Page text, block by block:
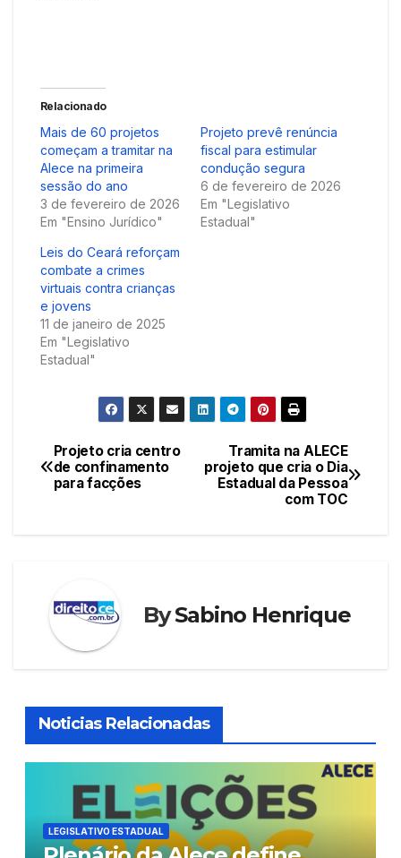
Relacionado
Mais de 60 projetos
começam a tramitar na
Alece na primeira
sessão do ano
3 de fevereiro de 2026
Em "Ensino Jurídico"
Projeto prevê renúncia
fiscal para estimular
condução segura
6 de fevereiro de 2026
Em "Legislativo
Estadual"
Leis do Ceará reforçam
combate a crimes
virtuais contra crianças
e jovens
11 de janeiro de 2025
Em "Legislativo
Estadual"
Navegação
de
Tramita na ALECE
projeto que cria o Dia
Estadual da Pessoa
com TOC
Projeto cria centro
de confinamento
para facções
BySabino Henrique
Noticias Relacionadas
LEGISLATIVO ESTADUAL